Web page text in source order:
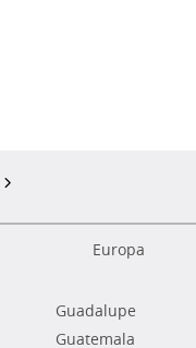
Europa
Guadalupe
Guatemala